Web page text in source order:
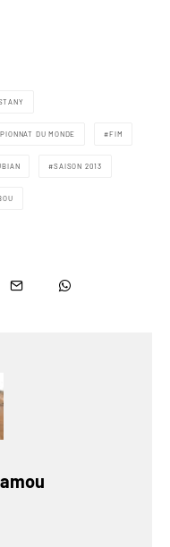
DU MONDE FIM
SAISON 2013